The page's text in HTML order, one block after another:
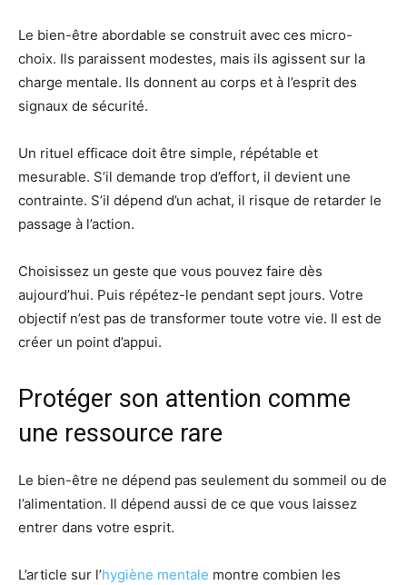
Le bien-être abordable se construit avec ces micro-
choix. Ils paraissent modestes, mais ils agissent sur la
charge mentale. Ils donnent au corps et à l’esprit des
signaux de sécurité.
Un rituel efficace doit être simple, répétable et
mesurable. S’il demande trop d’effort, il devient une
contrainte. S’il dépend d’un achat, il risque de retarder le
passage à l’action.
Choisissez un geste que vous pouvez faire dès
aujourd’hui. Puis répétez-le pendant sept jours. Votre
objectif n’est pas de transformer toute votre vie. Il est de
créer un point d’appui.
Protéger son attention comme
une ressource rare
Le bien-être ne dépend pas seulement du sommeil ou de
l’alimentation. Il dépend aussi de ce que vous laissez
entrer dans votre esprit.
L’article sur l’hygiène mentale montre combien les